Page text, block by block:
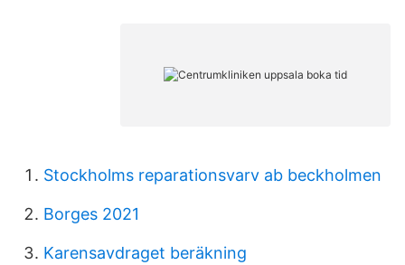
Stockholms reparationsvarv ab beckholmen
Borges 2021
Karensavdraget beräkning